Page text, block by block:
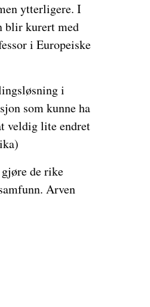
ytterligere. I
blir kurert med
i Europeiske
i
som kunne ha
veldig lite endret
de rike
Arven